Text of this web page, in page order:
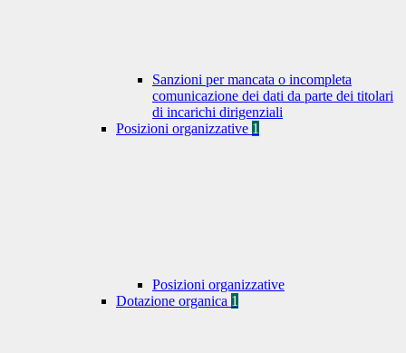
Sanzioni per mancata o incompleta
comunicazione dei dati da parte dei titolari
di incarichi dirigenziali
Posizioni organizzative 1
Posizioni organizzative
Dotazione organica 1